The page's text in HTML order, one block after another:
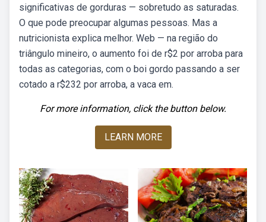
significativas de gorduras — sobretudo as saturadas.
O que pode preocupar algumas pessoas. Mas a
nutricionista explica melhor. Web — na região do
triângulo mineiro, o aumento foi de r$2 por arroba para
todas as categorias, com o boi gordo passando a ser
cotado a r$232 por arroba, a vaca em.
For more information, click the button below.
LEARN MORE